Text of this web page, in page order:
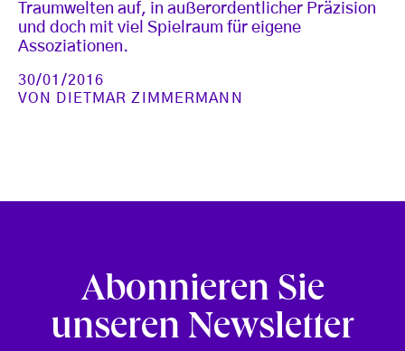
Traumwelten auf, in außerordentlicher Präzision
und doch mit viel Spielraum für eigene
Assoziationen.
30/01/2016
VON
DIETMAR ZIMMERMANN
Abonnieren Sie
unseren Newsletter